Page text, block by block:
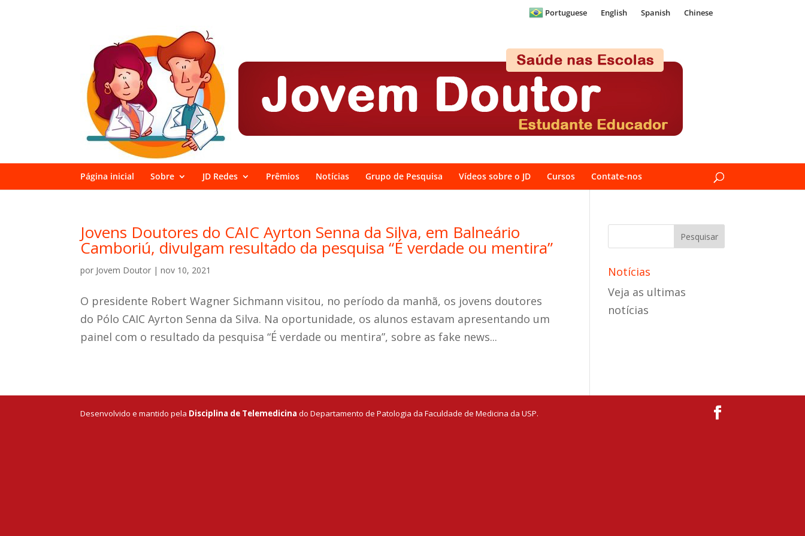
Portuguese English Spanish Chinese
Página inicial Sobre JD Redes Prêmios Notícias Grupo de Pesquisa Vídeos sobre o JD Cursos Contate-nos
Jovens Doutores do CAIC Ayrton Senna da Silva, em Balneário
Camboriú, divulgam resultado da pesquisa “É verdade ou mentira”
por Jovem Doutor |nov 10, 2021
O presidente Robert Wagner Sichmann visitou, no período da manhã, os jovens doutores
do Pólo CAIC Ayrton Senna da Silva. Na oportunidade, os alunos estavam apresentando um
painel com o resultado da pesquisa “É verdade ou mentira”, sobre as fake news...
Notícias
Veja as ultimas
notícias
Desenvolvido e mantido pela Disciplina de Telemedicina do Departamento de Patologia da Faculdade de Medicina da USP.